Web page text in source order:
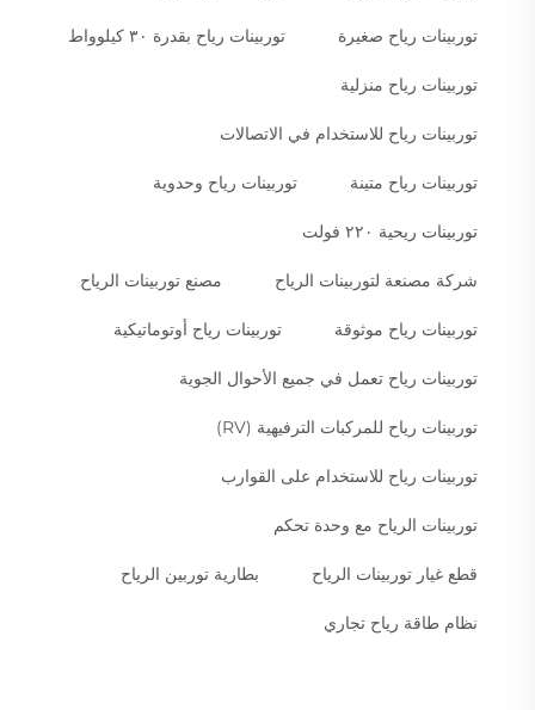
توربينات رياح صغيرة توربينات رياح بقدرة ٣٠ كيلوواط
توربينات رياح منزلية
توربينات رياح للاستخدام في الاتصالات
توربينات رياح متينة توربينات رياح وحدوية
توربينات ريحية ٢٢٠ فولت
شركة مصنعة لتوربينات الرياح مصنع توربينات الرياح
توربينات رياح موثوقة توربينات رياح أوتوماتيكية
توربينات رياح تعمل في جميع الأحوال الجوية
توربينات رياح للمركبات الترفيهية (RV)
توربينات رياح للاستخدام على القوارب
توربينات الرياح مع وحدة تحكم
قطع غيار توربينات الرياح بطارية توربين الرياح
نظام طاقة رياح تجاري